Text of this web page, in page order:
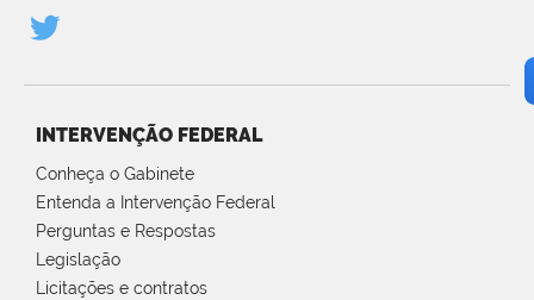
INTERVENÇÃO FEDERAL
Conheça o Gabinete
Entenda a Intervenção Federal
Perguntas e Respostas
Legislação
Licitações e contratos